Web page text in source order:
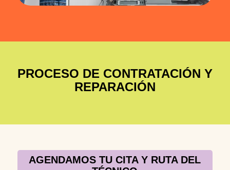
PROCESO DE CONTRATACIÓN Y
REPARACIÓN
AGENDAMOS TU CITA Y RUTA DEL